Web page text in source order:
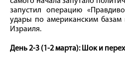
запустил операцию
удары по американским базам
Израиля.
День 2-3 (1-2 марта): Шок и